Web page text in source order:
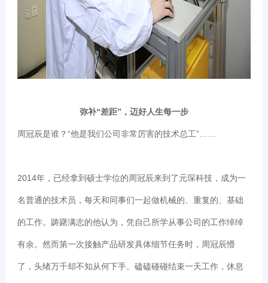
弥补“差距”，迈好人生每一步
周冠辰是谁？“他是我们公司非常厉害的技术总工”……
2014年，已经拿到硕士学位的周冠辰来到了元琛科技，成为一
名普通的技术员，每天和同事们一起做机械的、重复的、基础
的工作。踌躇满志的他认为，凭自己所学从事公司的工作绰绰
有余。然而第一次接触产品研发具体细节任务时，周冠辰懵
了，头绪万千却不知从何下手。磕磕碰碰结束一天工作，休息